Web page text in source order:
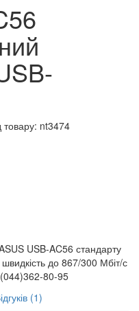
товару: nt3474
USB-AC56 стандарту
до 867/300 Мбіт/с
(044)362-80-95
(1)